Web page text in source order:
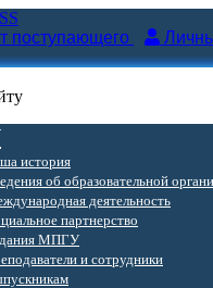
поступающего
история
об образовательной
деятельность
партнерство
МПГУ
и сотрудники